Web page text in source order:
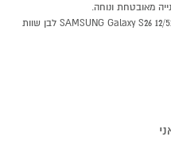
מאובטחת ונוחה.
אצלנו, קניות באינטרנט של סמארטפון SAMSUNG Galaxy S26 12/512GB לבן שוות